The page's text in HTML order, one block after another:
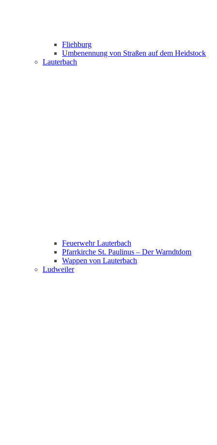
Fliehburg
Umbenennung von Straßen auf dem Heidstock
Lauterbach
Feuerwehr Lauterbach
Pfarrkirche St. Paulinus – Der Warndtdom
Wappen von Lauterbach
Ludweiler